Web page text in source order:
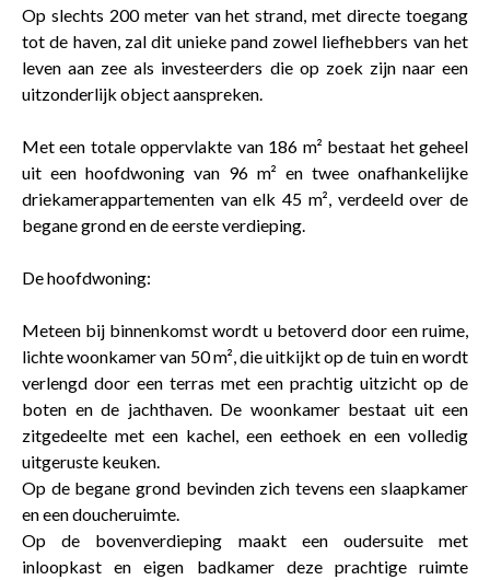
Op slechts 200 meter van het strand, met directe toegang
tot de haven, zal dit unieke pand zowel liefhebbers van het
leven aan zee als investeerders die op zoek zijn naar een
uitzonderlijk object aanspreken.
Met een totale oppervlakte van 186 m² bestaat het geheel
uit een hoofdwoning van 96 m² en twee onafhankelijke
driekamerappartementen van elk 45 m², verdeeld over de
begane grond en de eerste verdieping.
De hoofdwoning:
Meteen bij binnenkomst wordt u betoverd door een ruime,
lichte woonkamer van 50 m², die uitkijkt op de tuin en wordt
verlengd door een terras met een prachtig uitzicht op de
boten en de jachthaven. De woonkamer bestaat uit een
zitgedeelte met een kachel, een eethoek en een volledig
uitgeruste keuken.
Op de begane grond bevinden zich tevens een slaapkamer
en een doucheruimte.
Op de bovenverdieping maakt een oudersuite met
inloopkast en eigen badkamer deze prachtige ruimte